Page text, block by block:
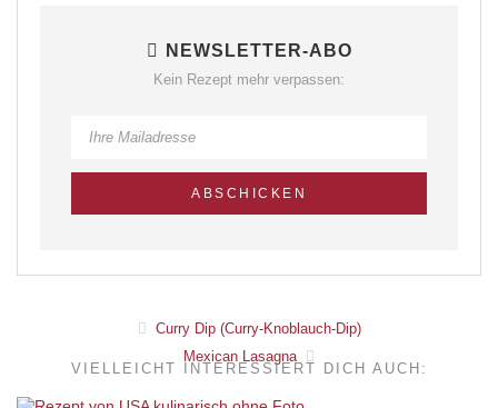
NEWSLETTER-ABO
Kein Rezept mehr verpassen:
Curry Dip (Curry-Knoblauch-Dip)
Mexican Lasagna
VIELLEICHT INTERESSIERT DICH AUCH: